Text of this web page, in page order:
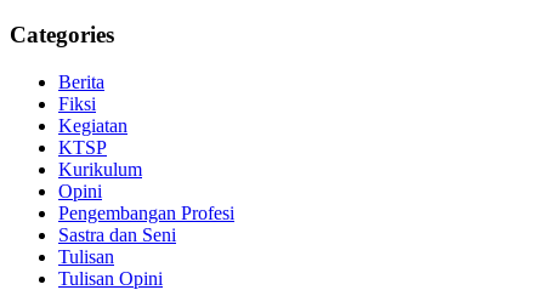
Categories
Berita
Fiksi
Kegiatan
KTSP
Kurikulum
Opini
Pengembangan Profesi
Sastra dan Seni
Tulisan
Tulisan Opini